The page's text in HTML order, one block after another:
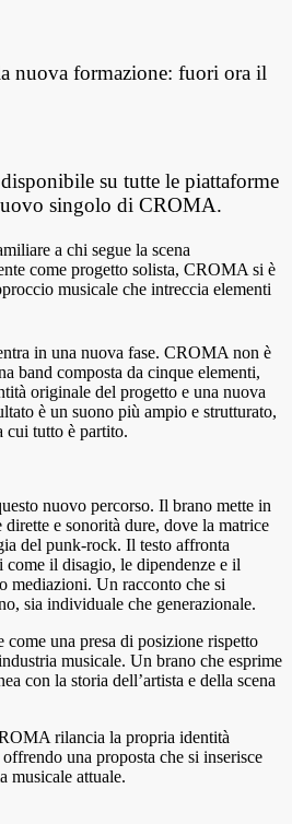
nuova formazione: fuori ora il
su tutte le piattaforme
singolo di CROMA.
a chi segue la scena
come progetto solista, CROMA si è
musicale che intreccia elementi
in una nuova fase. CROMA non è
band composta da cinque elementi,
originale del progetto e una nuova
è un suono più ampio e strutturato,
cui tutto è partito.
nuovo percorso. Il brano mette in
e sonorità dure, dove la matrice
del punk-rock. Il testo affronta
come il disagio, le dipendenze e il
mediazioni. Un racconto che si
sia individuale che generazionale.
una presa di posizione rispetto
musicale. Un brano che esprime
con la storia dell’artista e della scena
rilancia la propria identità
una proposta che si inserisce
musicale attuale.